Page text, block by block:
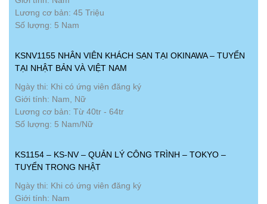
Lương cơ bản: 45 Triệu
Số lượng: 5 Nam
KSNV1155 NHÂN VIÊN KHÁCH SẠN TẠI OKINAWA – TUYỂN
TẠI NHẬT BẢN VÀ VIỆT NAM
Ngày thi: Khi có ứng viên đăng ký
Giới tính: Nam, Nữ
Lương cơ bản: Từ 40tr - 64tr
Số lượng: 5 Nam/Nữ
KS1154 – KS-NV – QUẢN LÝ CÔNG TRÌNH – TOKYO –
TUYỂN TRONG NHẬT
Ngày thi: Khi có ứng viên đăng ký
Giới tính: Nam